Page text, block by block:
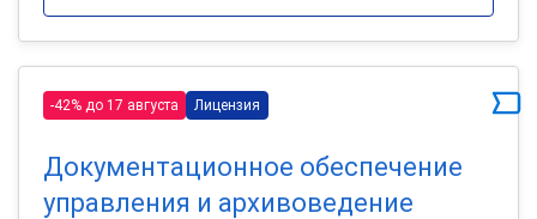
-42% до 17 августа Лицензия
Документационное обеспечение
управления и архивоведение